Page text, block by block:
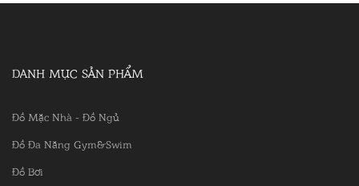
DANH MỤC SẢN PHẨM
Đồ Mặc Nhà - Đồ Ngủ
Đồ Đa Năng Gym&Swim
Đồ Bơi